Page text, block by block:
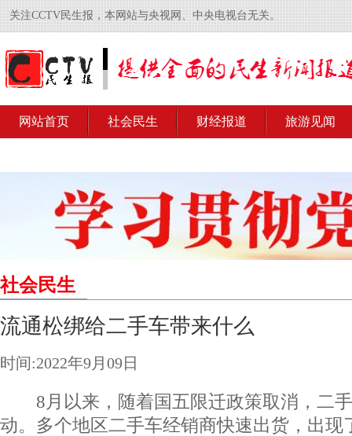
关注CCTV民生报，本网站与央视网、中央电视台无关。
网站首页 社会民生 财经报道 旅游见闻
社会民生
流通松绑给二手车带来什么
时间:2022年9月09日
8月以来，随着国五限迁政策取消，二手
动。多个地区二手车经销商快速出货，出现